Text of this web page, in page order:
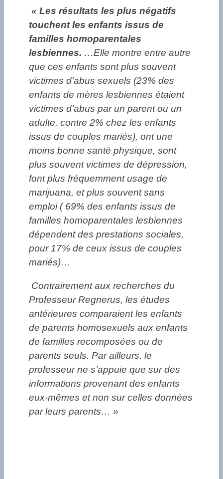
« Les résultats les plus négatifs
touchent les enfants issus de
familles homoparentales
lesbiennes. …Elle montre entre autre
que ces enfants sont plus souvent
victimes d’abus sexuels (23% des
enfants de mères lesbiennes étaient
victimes d’abus par un parent ou un
adulte, contre 2% chez les enfants
issus de couples mariés), ont une
moins bonne santé physique, sont
plus souvent victimes de dépression,
font plus fréquemment usage de
marijuana, et plus souvent sans
emploi ( 69% des enfants issus de
familles homoparentales lesbiennes
dépendent des prestations sociales,
pour 17% de ceux issus de couples
mariés)…
Contrairement aux recherches du
Professeur Regnerus, les études
antérieures comparaient les enfants
de parents homosexuels aux enfants
de familles recomposées ou de
parents seuls. Par ailleurs, le
professeur ne s’appuie que sur des
informations provenant des enfants
eux-mêmes et non sur celles données
par leurs parents… »